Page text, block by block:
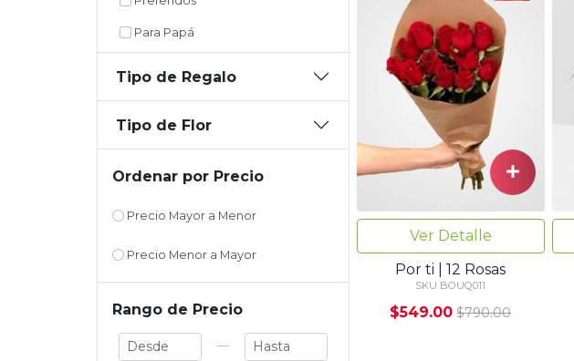
Para Papá
Tipo de Regalo
Tipo de Flor
Ordenar por Precio
Precio Mayor a Menor
Precio Menor a Mayor
Rango de Precio
—
Ver Detalle
Por ti | 12 Rosas
SKU BOUQ011
$549.00 $790.00